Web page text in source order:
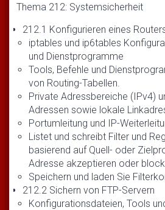
Thema 212: Systemsicherheit
212.1 Konfigurieren eines
iptables und ip6tables
und Dienstprogramme
Tools, Befehle und
von Routing-Tabellen.
Private Adressbereiche (IPv4)
Adressen sowie lokale
Portumleitung und IP-
Listet und schreibt Filter und
basierend auf Quell- oder
Adresse akzeptieren oder
Speichern und laden Sie
212.2 Sichern von FTP-Servern
Konfigurationsdateien, Tools